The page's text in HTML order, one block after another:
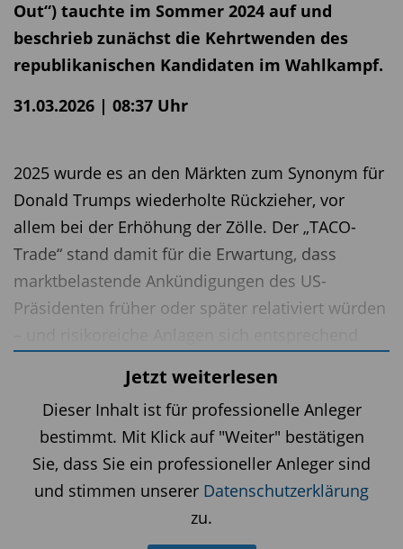
Out“) tauchte im Sommer 2024 auf und
beschrieb zunächst die Kehrtwenden des
republikanischen Kandidaten im Wahlkampf.
31.03.2026 | 08:37 Uhr
2025 wurde es an den Märkten zum Synonym für
Donald Trumps wiederholte Rückzieher, vor
allem bei der Erhöhung der Zölle. Der „TACO-
Trade“ stand damit für die Erwartung, dass
marktbelastende Ankündigungen des US-
Präsidenten früher oder später relativiert würden
perfekt und nährte besonders bei Privatanlegern
den Reflex, Kursrückgänge zum Einstieg zu
nutzen.
Trumps Kehrtwenden können Märkte nicht
Jetzt weiterlesen
Dieser Inhalt ist für professionelle Anleger
bestimmt. Mit Klick auf "Weiter" bestätigen
Sie, dass Sie ein professioneller Anleger sind
und stimmen unserer Datenschutzerklärung
zu.